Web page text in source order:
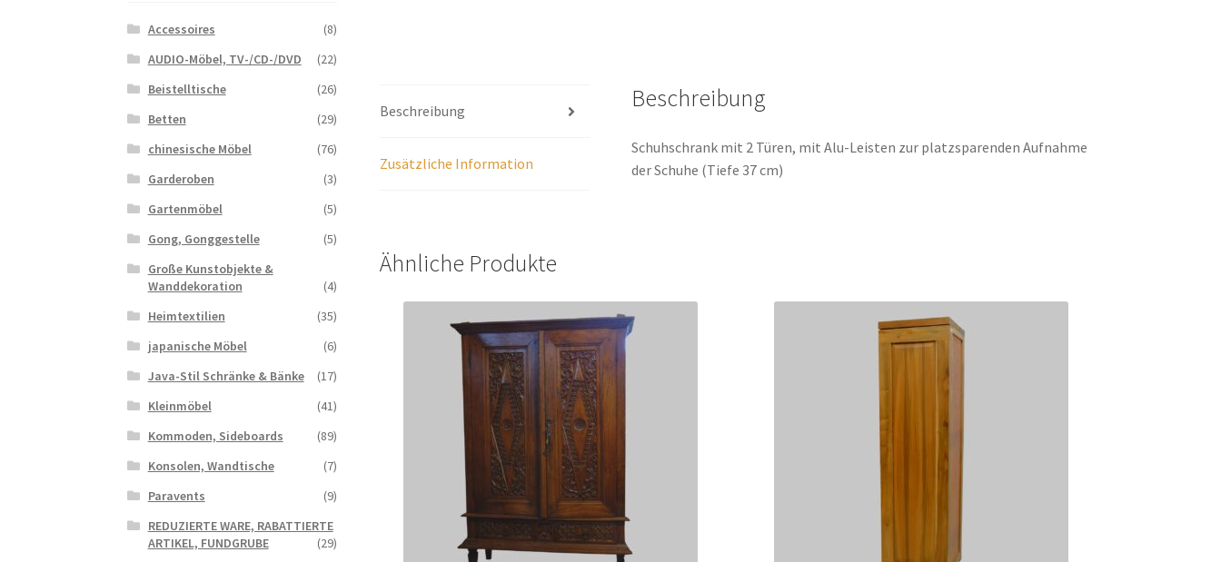
Beschreibung
Zusätzliche Information
Beschreibung
Schuhschrank mit 2 Türen, mit Alu-Leisten zur platzsparenden Aufnahme
der Schuhe (Tiefe 37 cm)
Ähnliche Produkte
Accessoires
(8)
AUDIO-Möbel, TV-/CD-/DVD
(22)
Beistelltische
(26)
Betten
(29)
chinesische Möbel
(76)
Garderoben
(3)
Gartenmöbel
(5)
Gong, Gonggestelle
(5)
Große Kunstobjekte &
Wanddekoration
(4)
Heimtextilien
(35)
japanische Möbel
(6)
Java-Stil Schränke & Bänke
(17)
Kleinmöbel
(41)
Kommoden, Sideboards
(89)
Konsolen, Wandtische
(7)
Paravents
(9)
REDUZIERTE WARE, RABATTIERTE
ARTIKEL, FUNDGRUBE
(29)